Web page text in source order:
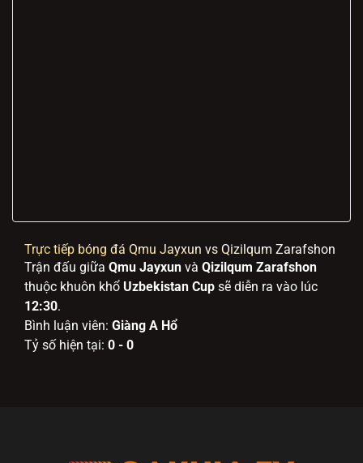
Trực tiếp bóng đá Qmu Jayxun vs Qizilqum Zarafshon
Trận đấu giữa Qmu Jayxun và Qizilqum Zarafshon
thuộc khuôn khổ Uzbekistan Cup sẽ diễn ra vào lúc
12:30.
Bình luận viên: Giàng A Hổ
Tỷ số hiện tại: 0 - 0